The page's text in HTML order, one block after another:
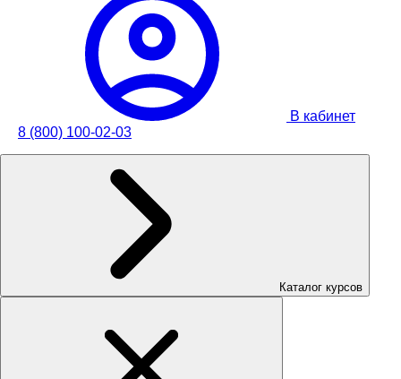
В кабинет
8 (800) 100-02-03
Каталог курсов